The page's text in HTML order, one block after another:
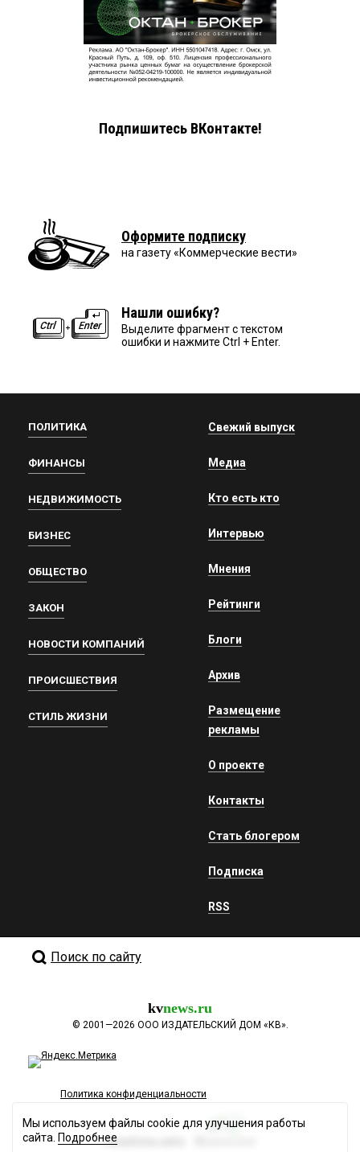
Подпишитесь ВКонтакте!
Оформите подписку
на газету «Коммерческие вести»
Нашли ошибку?
Выделите фрагмент с текстом
ошибки и нажмите Ctrl + Enter.
ПОЛИТИКА
ФИНАНСЫ
НЕДВИЖИМОСТЬ
БИЗНЕС
ОБЩЕСТВО
ЗАКОН
НОВОСТИ КОМПАНИЙ
ПРОИСШЕСТВИЯ
СТИЛЬ ЖИЗНИ
Свежий выпуск
Медиа
Кто есть кто
Интервью
Мнения
Рейтинги
Блоги
Архив
Размещение
рекламы
О проекте
Контакты
Стать блогером
Подписка
RSS
Поиск по сайту
kvnews.ru
© 2001—2026 ООО ИЗДАТЕЛЬСКИЙ ДОМ «КВ».
Политика конфиденциальности
Разработка сайта
Мы используем файлы cookie для улучшения работы
сайта. Подробнее